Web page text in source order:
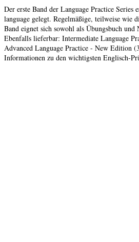
Der erste Band der Language Practice
language gelegt. Regelmäßige, teilweise
Band eignet sich sowohl als Übungsbuch
Ebenfalls lieferbar: Intermediate Language
Advanced Language Practice - New Edition
Informationen zu den wichtigsten Englisch-